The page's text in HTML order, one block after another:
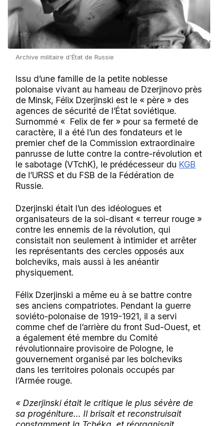
Archive militaire d'État de Russie
Issu d’une famille de la petite noblesse
polonaise vivant au hameau de Dzerjinovo près
de Minsk, Félix Dzerjinski est le « père » des
agences de sécurité de l’État soviétique.
Surnommé « Felix de fer » pour sa fermeté de
caractère, il a été l’un des fondateurs et le
premier chef de la Commission extraordinaire
panrusse de lutte contre la contre-révolution et
le sabotage (VTchK), le prédécesseur du KGB
de l’URSS et du FSB de la Fédération de
Russie.
Dzerjinski était l’un des idéologues et
organisateurs de la soi-disant « terreur rouge »
contre les ennemis de la révolution, qui
consistait non seulement à intimider et arrêter
les représentants des cercles opposés aux
bolcheviks, mais aussi à les anéantir
physiquement.
Félix Dzerjinski a même eu à se battre contre
ses anciens compatriotes. Pendant la guerre
soviéto-polonaise de 1919-1921, il a servi
comme chef de l’arrière du front Sud-Ouest, et
a également été membre du Comité
révolutionnaire provisoire de Pologne, le
gouvernement organisé par les bolcheviks
dans les territoires polonais occupés par
l’Armée rouge.
« Dzerjinski était le critique le plus sévère de
sa progéniture... Il brisait et reconstruisait